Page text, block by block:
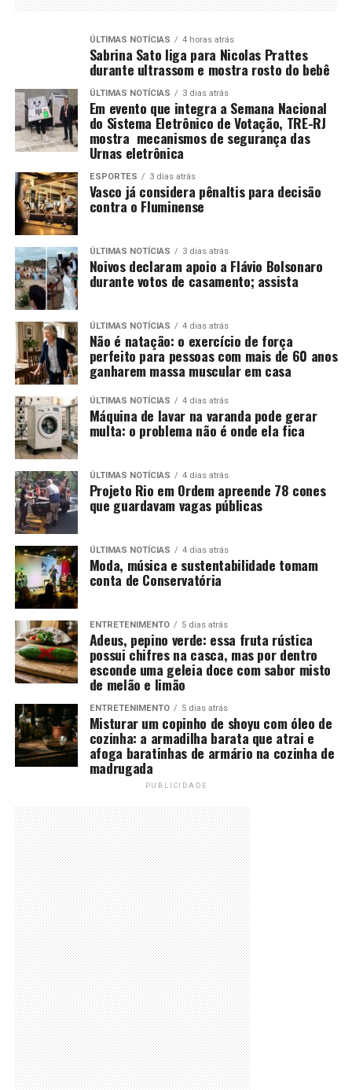
ÚLTIMAS NOTÍCIAS 4 horas atrás
Sabrina Sato liga para Nicolas Prattes
durante ultrassom e mostra rosto do bebê
ÚLTIMAS NOTÍCIAS 3 dias atrás
Em evento que integra a Semana Nacional
do Sistema Eletrônico de Votação, TRE-RJ
mostra mecanismos de segurança das
Urnas eletrônica
ESPORTES 3 dias atrás
Vasco já considera pênaltis para decisão
contra o Fluminense
ÚLTIMAS NOTÍCIAS 3 dias atrás
Noivos declaram apoio a Flávio Bolsonaro
durante votos de casamento; assista
ÚLTIMAS NOTÍCIAS 4 dias atrás
Não é natação: o exercício de força
perfeito para pessoas com mais de 60 anos
ganharem massa muscular em casa
ÚLTIMAS NOTÍCIAS 4 dias atrás
Máquina de lavar na varanda pode gerar
multa: o problema não é onde ela fica
ÚLTIMAS NOTÍCIAS 4 dias atrás
Projeto Rio em Ordem apreende 78 cones
que guardavam vagas públicas
ÚLTIMAS NOTÍCIAS 4 dias atrás
Moda, música e sustentabilidade tomam
conta de Conservatória
ENTRETENIMENTO 5 dias atrás
Adeus, pepino verde: essa fruta rústica
possui chifres na casca, mas por dentro
esconde uma geleia doce com sabor misto
de melão e limão
ENTRETENIMENTO 5 dias atrás
Misturar um copinho de shoyu com óleo de
cozinha: a armadilha barata que atrai e
afoga baratinhas de armário na cozinha de
madrugada
PUBLICIDADE